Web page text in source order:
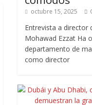
octubre 15, 2025
Entrevista a director
Mohawad Ezzat Ha
departamento de
como director